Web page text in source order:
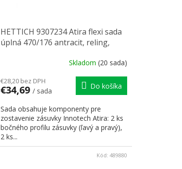
HETTICH 9307234 Atira flexi sada
úplná 470/176 antracit, reling,
Skladom (20 sada)
€28,20 bez DPH
€34,69 / sada
Do košíka
Sada obsahuje komponenty pre
zostavenie zásuvky Innotech Atira: 2 ks
bočného profilu zásuvky (ľavý a pravý),
2 ks...
Kód: 489880